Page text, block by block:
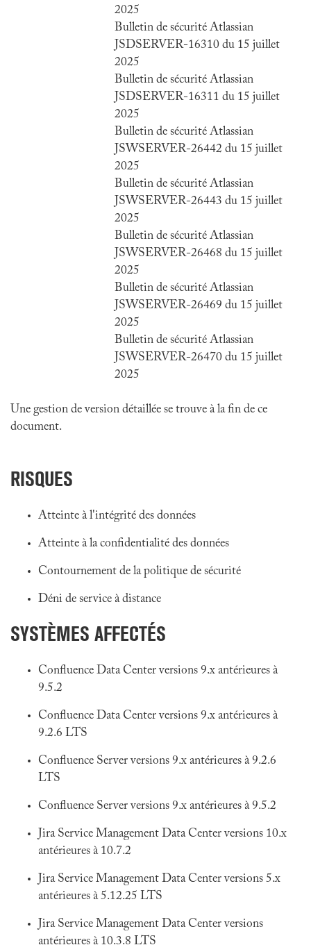
2025
Bulletin de sécurité Atlassian
JSDSERVER-16310 du 15 juillet
2025
Bulletin de sécurité Atlassian
JSDSERVER-16311 du 15 juillet
2025
Bulletin de sécurité Atlassian
JSWSERVER-26442 du 15 juillet
2025
Bulletin de sécurité Atlassian
JSWSERVER-26443 du 15 juillet
2025
Bulletin de sécurité Atlassian
JSWSERVER-26468 du 15 juillet
2025
Bulletin de sécurité Atlassian
JSWSERVER-26469 du 15 juillet
2025
Bulletin de sécurité Atlassian
JSWSERVER-26470 du 15 juillet
2025
Une gestion de version détaillée se trouve à la fin de ce
document.
RISQUES
Atteinte à l'intégrité des données
Atteinte à la confidentialité des données
Contournement de la politique de sécurité
Déni de service à distance
SYSTÈMES AFFECTÉS
Confluence Data Center versions 9.x antérieures à
9.5.2
Confluence Data Center versions 9.x antérieures à
9.2.6 LTS
Confluence Server versions 9.x antérieures à 9.2.6
LTS
Confluence Server versions 9.x antérieures à 9.5.2
Jira Service Management Data Center versions 10.x
antérieures à 10.7.2
Jira Service Management Data Center versions 5.x
antérieures à 5.12.25 LTS
Jira Service Management Data Center versions
antérieures à 10.3.8 LTS